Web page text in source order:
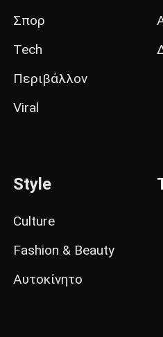
Σπορ
Tech
Περιβάλλον
Viral
Style
Culture
Fashion & Beauty
Αυτοκίνητο